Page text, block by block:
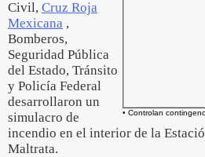
• Controlan
Civil, Cruz Roja
Mexicana ,
Bomberos,
Seguridad Pública
del Estado, Tránsito
y Policía Federal
desarrollaron un
simulacro de
incendio en el interior de la
Maltrata.